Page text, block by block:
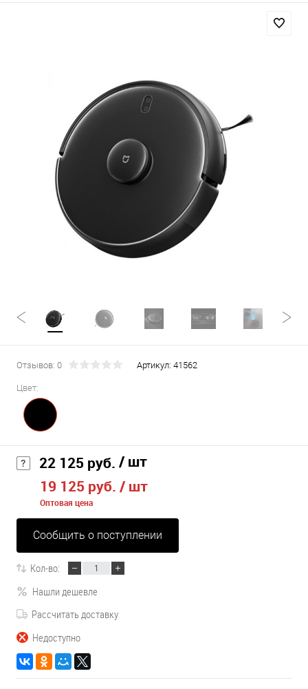
Отзывов: 0 Артикул: 41562
Цвет:
22 125 руб. / шт
19 125 руб. / шт
Оптовая цена
Сообщить о поступлении
Кол-во:
Нашли дешевле
Рассчитать доставку
Недоступно